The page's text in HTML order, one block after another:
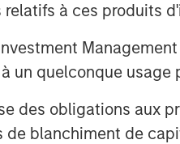
à ces produits
un quelconque usage
des obligations aux
de blanchiment de
the company in the next
this investment in a
industry portfolio,” said